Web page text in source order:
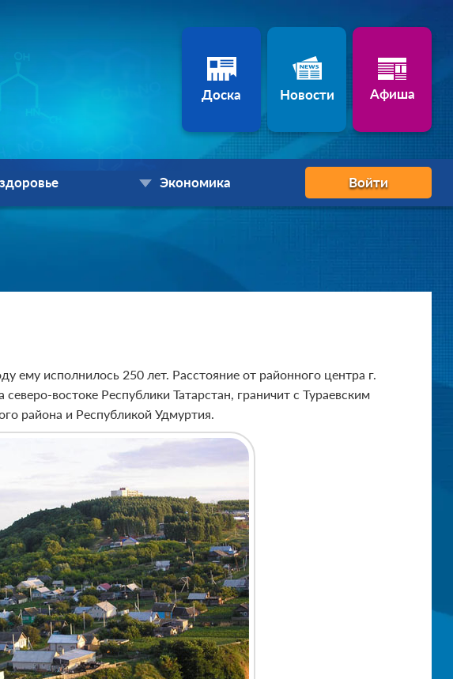
Доска Новости Афиша
Экономика Войти
ему исполнилось 250 лет. Расстояние от районного центра г.
востоке Республики Татарстан, граничит с Тураевским
района и Республикой Удмуртия.